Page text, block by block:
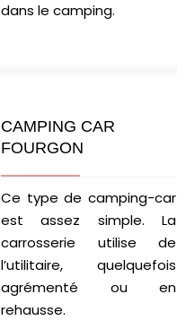
dans le camping.
CAMPING CAR
FOURGON
Ce type de camping-car
est assez simple. La
carrosserie utilise de
l’utilitaire, quelquefois
agrémenté ou en
rehausse.